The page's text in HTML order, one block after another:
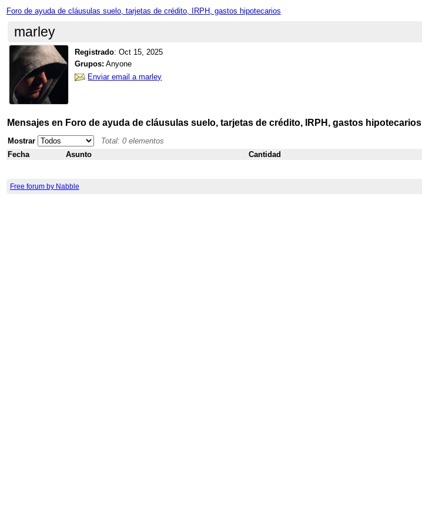
Foro de ayuda de cláusulas suelo, tarjetas de crédito, IRPH, gastos hipotecarios
marley
Registrado:Oct 15, 2025
Grupos: Anyone
Enviar email a marley
Mensajes en Foro de ayuda de cláusulas suelo, tarjetas de crédito, IRPH, gastos hipotecarios
Mostrar
Total: 0 elementos
Fecha
Asunto Cantidad
Free forum by Nabble